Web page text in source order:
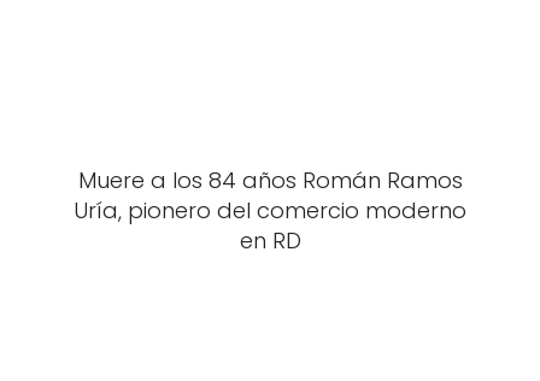
Muere a los 84 años Román Ramos
Uría, pionero del comercio moderno
en RD